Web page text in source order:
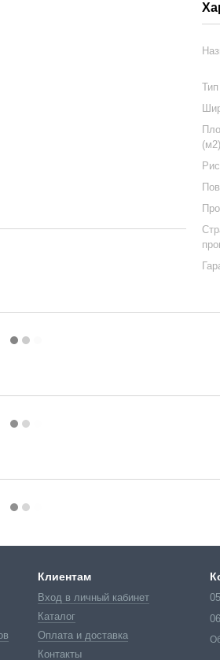
Тип
(м2)
Клиентам
Вход в личный кабинет
Каталог
Оплата и доставка
Контакты